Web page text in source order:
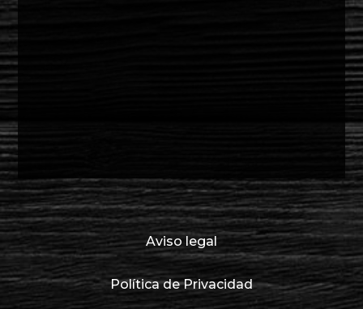
Aviso legal
Política de Privacidad